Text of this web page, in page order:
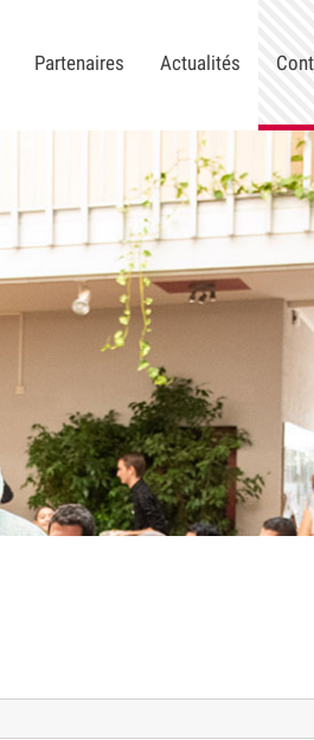
Partenaires Actualités